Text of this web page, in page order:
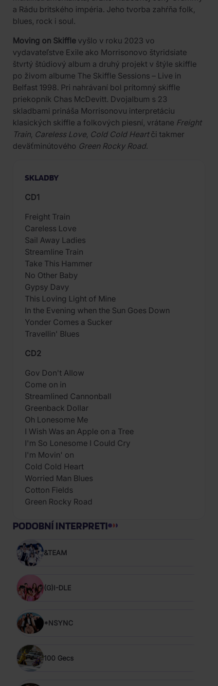
a Rádu britského impéria. Jeho tvorba zahŕňa folk,
blues, rock i soul.
Moving on Skiffle vyšlo v roku 2023 vo
vydavateľstve Exile ako Morrisonovo štyridsiate
štvrtý štúdiový album a druhý projekt v štýle skiffle
po živom albume The Skiffle Sessions – Live in
Belfast 1998. Pri nahrávaní bol prítomný skiffle
priekopník Chas McDevitt. Dvojalbum s 23
skladbami prináša Morrisonovu interpretáciu
klasických skiffle a folkových piesní, vrátane Freight
Train, Careless Love, Cold Cold Heartči takmer
deväťminútového Green Rocky Road.
SKLADBY
CD1
Freight Train
Careless Love
Sail Away Ladies
Streamline Train
Take This Hammer
No Other Baby
Gypsy Davy
This Loving Light of Mine
In the Evening when the Sun Goes Down
Yonder Comes a Sucker
Travellin' Blues
CD2
Gov Don't Allow
Come on in
Streamlined Cannonball
Greenback Dollar
Oh Lonesome Me
I Wish Was an Apple on a Tree
I'm So Lonesome I Could Cry
I'm Movin' on
Cold Cold Heart
Worried Man Blues
Cotton Fields
Green Rocky Road
PODOBNÍ INTERPRETI
&TEAM
(G)I-DLE
*NSYNC
100 Gecs